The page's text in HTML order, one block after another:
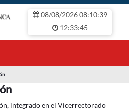
08/08/2026 08:10:39
12:33:45
Portal de licitación
integrado en el Vicerrectorado